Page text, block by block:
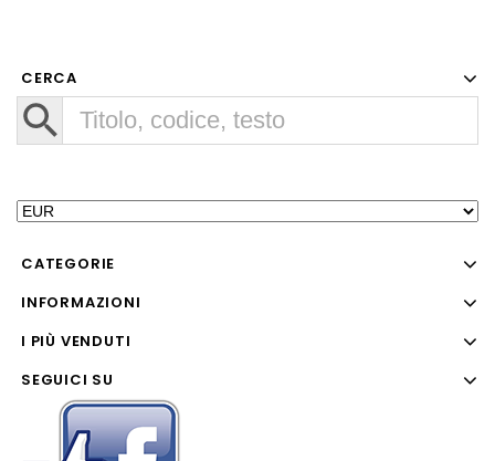
CERCA
CATEGORIE
INFORMAZIONI
I PIÙ VENDUTI
SEGUICI SU